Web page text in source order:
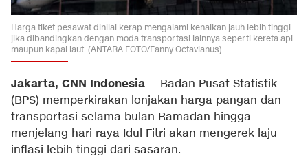
Harga tiket pesawat dinilai kerap mengalami kenaikan jauh lebih tinggi
jika dibandingkan dengan moda transportasi lainnya seperti kereta api
maupun kapal laut. (ANTARA FOTO/Fanny Octavianus)
Jakarta, CNN Indonesia -- Badan Pusat Statistik
(BPS) memperkirakan lonjakan harga pangan dan
transportasi selama bulan Ramadan hingga
menjelang hari raya Idul Fitri akan mengerek laju
inflasi lebih tinggi dari sasaran.